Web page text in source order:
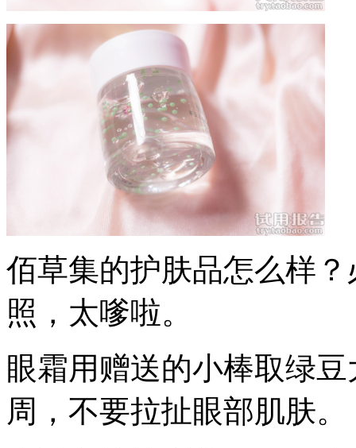
佰草集的护肤品怎么样
照，太嗲啦。
眼霜用赠送的小棒取绿
周，不要拉扯眼部肌肤。